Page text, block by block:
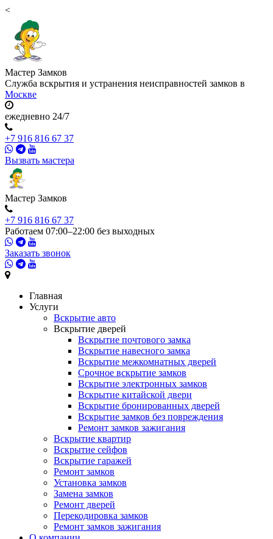
<
Мастер Замков
Служба вскрытия и устранения неисправностей замков в
Москве
ежедневно 24/7
+7 916 816 67 37
Вызвать мастера
Мастер Замков
+7 916 816 67 37
Работаем 07:00–22:00 без выходных
Заказать звонок
Главная
Услуги
Вскрытие авто
Вскрытие дверей
Вскрытие почтового замка
Вскрытие навесного замка
Вскрытие межкомнатных дверей
Срочное вскрытие замков
Вскрытие электронных замков
Вскрытие китайской двери
Вскрытие бронированных дверей
Вскрытие замков без повреждения
Ремонт замков зажигания
Вскрытие квартир
Вскрытие сейфов
Вскрытие гаражей
Ремонт замков
Установка замков
Замена замков
Ремонт дверей
Перекодировка замков
Ремонт замков зажигания